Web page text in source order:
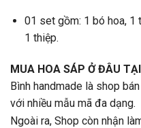
01 set gồm: 1 bó hoa,
1 thiệp.
MUA HOA SÁP Ở ĐÂU
Bình handmade là shop
với nhiều mẫu mã đa dạng.
Ngoài ra, Shop còn nhận